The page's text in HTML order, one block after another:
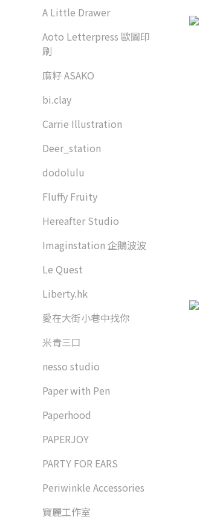
A Little Drawer
Aoto Letterpress 歐圖印
刷
麻籽 ASAKO
bi.clay
Carrie Illustration
Deer_station
dodolulu
Fluffy Fruity
Hereafter Studio
Imaginstation 企鵝波波
Le Quest
Liberty.hk
愛在大街小巷中找你
米青三口
nesso studio
Paper with Pen
Paperhood
PAPERJOY
PARTY FOR EARS
Periwinkle Accessories
寶麗工作室